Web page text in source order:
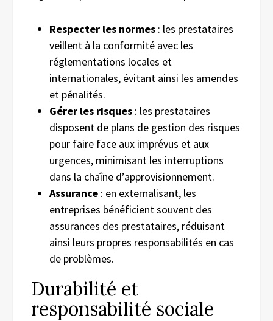
Respecter les normes : les prestataires
veillent à la conformité avec les
réglementations locales et
internationales, évitant ainsi les amendes
et pénalités.
Gérer les risques : les prestataires
disposent de plans de gestion des risques
pour faire face aux imprévus et aux
urgences, minimisant les interruptions
dans la chaîne d’approvisionnement.
Assurance : en externalisant, les
entreprises bénéficient souvent des
assurances des prestataires, réduisant
ainsi leurs propres responsabilités en cas
de problèmes.
Durabilité et
responsabilité sociale